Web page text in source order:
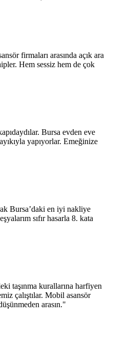
firmaları arasında açık ara
Hem sessiz hem de çok
Bursa evden eve
yapıyorlar. Emeğinize
Bursa’daki en iyi nakliye
sıfır hasarla 8. kata
taşınma kurallarına harfiyen
çalıştılar. Mobil asansör
arasın."